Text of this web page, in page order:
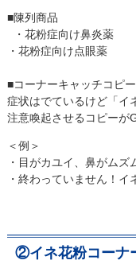
■陳列商品
・花粉症向け鼻炎薬
・花粉症向け点眼薬
■コーナーキャッチコピー
症状はでているけど「イ
注意喚起させるコピーが
＜例＞
・目がカユイ、鼻がム
・終わっていません！イ
②イネ花粉コーナ